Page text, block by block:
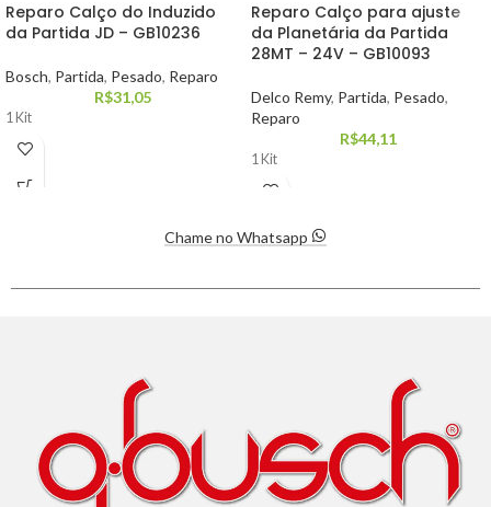
Reparo Calço do Induzido
da Partida JD – GB10236
Bosch, Partida, Pesado, Reparo
R$31,05
1 Kit
Reparo Calço para ajuste
da Planetária da Partida
28MT – 24V – GB10093
Delco Remy, Partida, Pesado,
Reparo
R$44,11
1 Kit
Chame no Whatsapp